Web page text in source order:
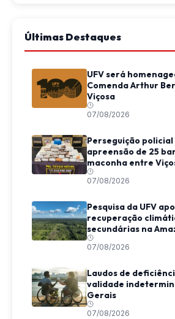
Últimas Destaques
UFV será
Comenda Arthur
Viçosa
07/08/2026
Perseguição
apreensão de 25
maconha entre
07/08/2026
Pesquisa da UFV
recuperação
secundárias na
07/08/2026
Laudos de
validade
Gerais
07/08/2026